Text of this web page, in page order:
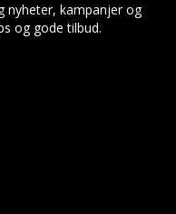
nyheter, kampanjer og
og gode tilbud.